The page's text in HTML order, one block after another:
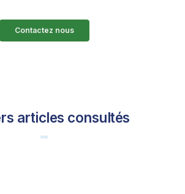
Contactez nous
articles consultés